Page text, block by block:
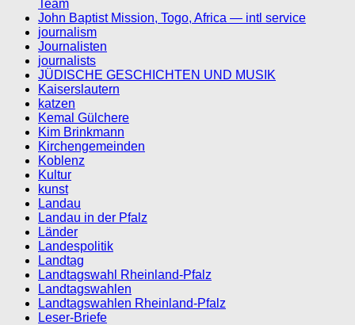
Team
John Baptist Mission, Togo, Africa — intl service
journalism
Journalisten
journalists
JÜDISCHE GESCHICHTEN UND MUSIK
Kaiserslautern
katzen
Kemal Gülchere
Kim Brinkmann
Kirchengemeinden
Koblenz
Kultur
kunst
Landau
Landau in der Pfalz
Länder
Landespolitik
Landtag
Landtagswahl Rheinland-Pfalz
Landtagswahlen
Landtagswahlen Rheinland-Pfalz
Leser-Briefe